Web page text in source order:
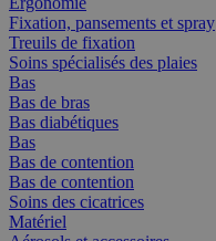
Fixation, pansements et spray
Treuils de fixation
Soins spécialisés des plaies
Bas
Bas de bras
Bas diabétiques
Bas
Bas de contention
Bas de contention
Soins des cicatrices
Matériel